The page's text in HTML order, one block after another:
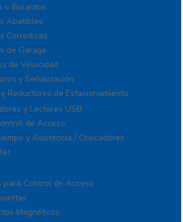
o Bolardos
Abatibles
Corredizas
de Garage
de Velocidad
y Señalización
Reductores de Estacionamiento
y Lectores USB
de Acceso
y Asistencia / Checadores
de Hoteles
para Control de Acceso
Magnéticos